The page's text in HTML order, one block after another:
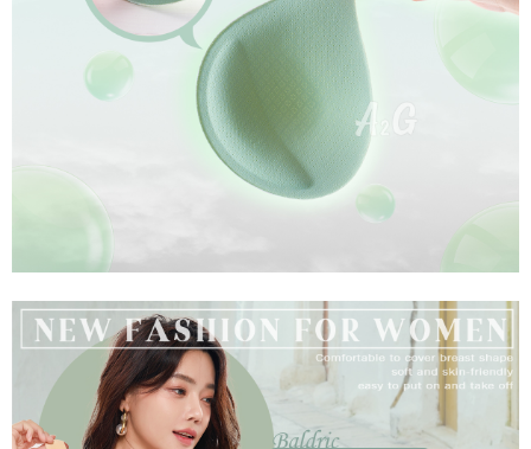
【注意事項】
１．透過由恩沛科技股份有限公司提供之「AFTEE先享後付」服務完成之交
易，需依本服務之必要範圍內提供個人資料，並將交易相關給付款項請求債
權轉讓予恩沛科技股份有限公司。
２．關於個人資料處理事宜，請瀏覽以下網址：
https://aftee.tw/terms/#terms3
３．未成年的使用者請事先徵得法定代理人或監護人之同意方可使用
「AFTEE先享後付」，若未經同意申辦者引起之損失，本公司不負相關責
４．使用「AFTEE先享後付」時，將依據個別帳號之用戶狀況，依本公司即
恩沛科技股份有限公司將有權停止該用戶之使用額度並採取法律行動。
每筆NT$100，滿NT$2,000(含以上)免運費